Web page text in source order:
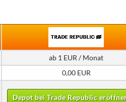
ab 1 EUR / Monat
0,00 EUR
Depot bei Trade Republic